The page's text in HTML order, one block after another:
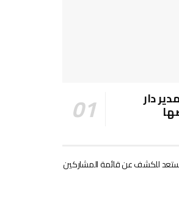
دار
للكشف عن قائمة المشاركين